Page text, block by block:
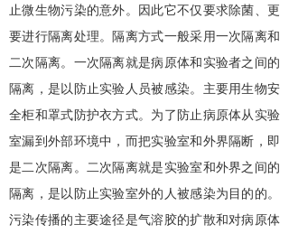
止微生物污染的意外。因此它不仅要求除菌、更
要进行隔离处理。隔离方式一般采用一次隔离和
二次隔离。一次隔离就是病原体和实验者之间的
隔离，是以防止实验人员被感染。主要用生物安
全柜和罩式防护衣方式。为了防止病原体从实验
室漏到外部环境中，而把实验室和外界隔断，即
是二次隔离。二次隔离就是实验室和外界之间的
隔离，是以防止实验室外的人被感染为目的的。
污染传播的主要途径是气溶胶的扩散和对病原体